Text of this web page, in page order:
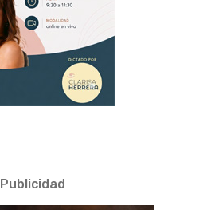
Publicidad